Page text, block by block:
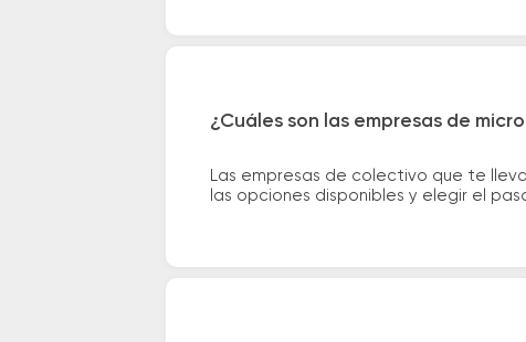
¿Cuáles son las empresas de
Las empresas de colectivo que te
las opciones disponibles y elegir el